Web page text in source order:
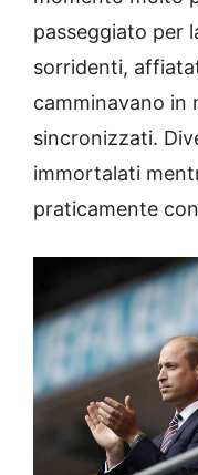
passeggiato per
sorridenti,
camminavano
sincronizzati.
immortalati
praticamente